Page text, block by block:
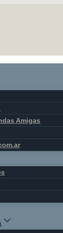
Amigas